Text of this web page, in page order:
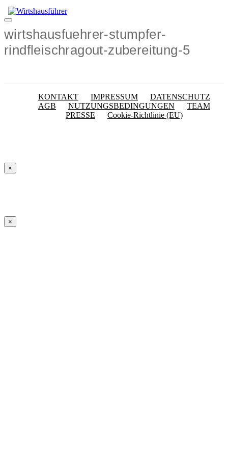
Zum
Inhalt
Menü
wirtshausfuehrer-stumpfer-
rindfleischragout-zubereitung-5
KONTAKT IMPRESSUM
DATENSCHUTZ
AGB
NUTZUNGSBEDINGUNGEN
TEAM
PRESSE
Cookie-Richtlinie (EU)
×
×